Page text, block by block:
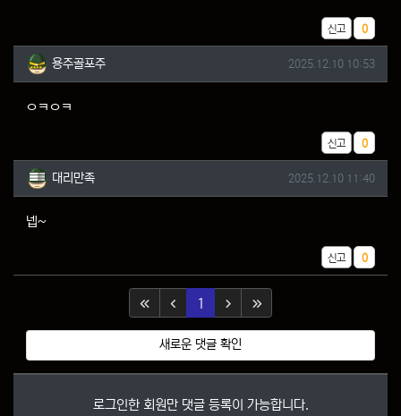
신고 추천
0
용주골포주님의 댓글
용주골포주 작성일
2025.12.10 10:53
ㅇㅋㅇㅋ
신고 추천
0
대리만족님의 댓글
대리만족 작성일
2025.12.10 11:40
넵~
신고 추천
0
1 (current)
새로운 댓글 확인
로그인한 회원만 댓글 등록이 가능합니다.